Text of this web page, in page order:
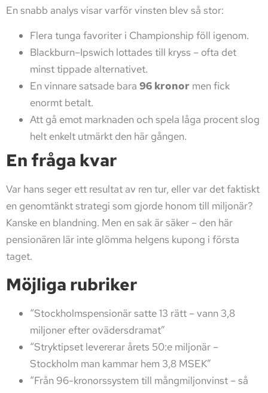
En snabb analys visar varför vinsten blev så stor:
Flera tunga favoriter i Championship föll igenom.
Blackburn–Ipswich lottades till kryss – ofta det
minst tippade alternativet.
En vinnare satsade bara 96 kronor men fick
enormt betalt.
Att gå emot marknaden och spela låga procent slog
helt enkelt utmärkt den här gången.
En fråga kvar
Var hans seger ett resultat av ren tur, eller var det faktiskt
en genomtänkt strategi som gjorde honom till miljonär?
Kanske en blandning. Men en sak är säker – den här
pensionären lär inte glömma helgens kupong i första
taget.
Möjliga rubriker
“Stockholmspensionär satte 13 rätt – vann 3,8
miljoner efter ovädersdramat”
“Stryktipset levererar årets 50:e miljonär –
Stockholm man kammar hem 3,8 MSEK”
“Från 96-kronorssystem till mångmiljonvinst – så